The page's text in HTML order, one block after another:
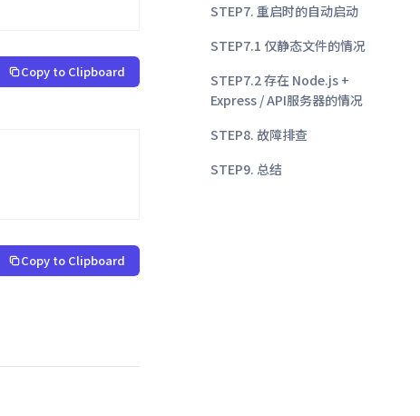
Copy to Clipboard
Copy to Clipboard
STEP7. 重启时的自动启动
STEP7.1 仅静态文件的情况
STEP7.2 存在 Node.js +
Express / API服务器的情况
STEP8. 故障排查
STEP9. 总结